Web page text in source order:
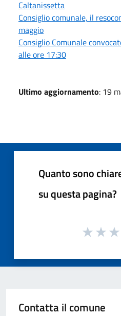
Caltanissetta
Consiglio comunale, il
maggio
Consiglio Comunale
alle ore 17:30
Ultimo aggiornamento: 19
Quanto sono
su questa pagina?
Contatta il comune